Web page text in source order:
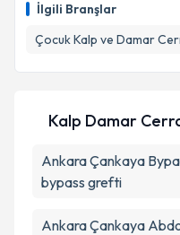
İlgili Branşlar
Çocuk Kalp ve Damar
Kişisel
'ni
Kalp Damar
Ankara Çankaya
bypass grefti
Ankara Çankaya